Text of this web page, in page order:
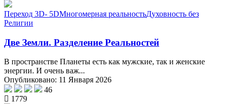
Переход 3D- 5DМногомерная реальностьДуховность без
Религии
Две Земли. Разделение Реальностей
В пространстве Планеты есть как мужские, так и женские
энергии. И очень важ...
Опубликовано: 11 Января 2026
46
1779